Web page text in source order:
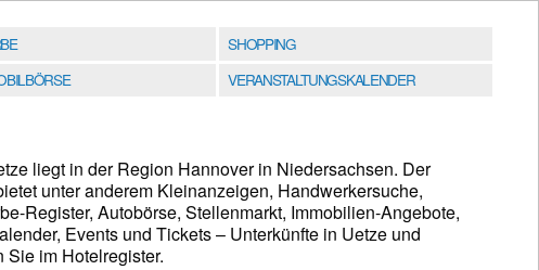
SHOPPING
VERANSTALTUNGSKALENDER
liegt in der Region Hannover in Niedersachsen. Der
unter anderem Kleinanzeigen, Handwerkersuche,
Register, Autobörse, Stellenmarkt, Immobilien-Angebote,
Events und Tickets – Unterkünfte in Uetze und
Sie im Hotelregister.